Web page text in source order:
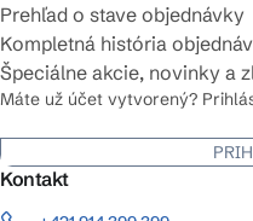
Prehľad o stave objednávky
Kompletná história
Špeciálne akcie, novinky a
Máte už účet vytvorený?
Kontakt